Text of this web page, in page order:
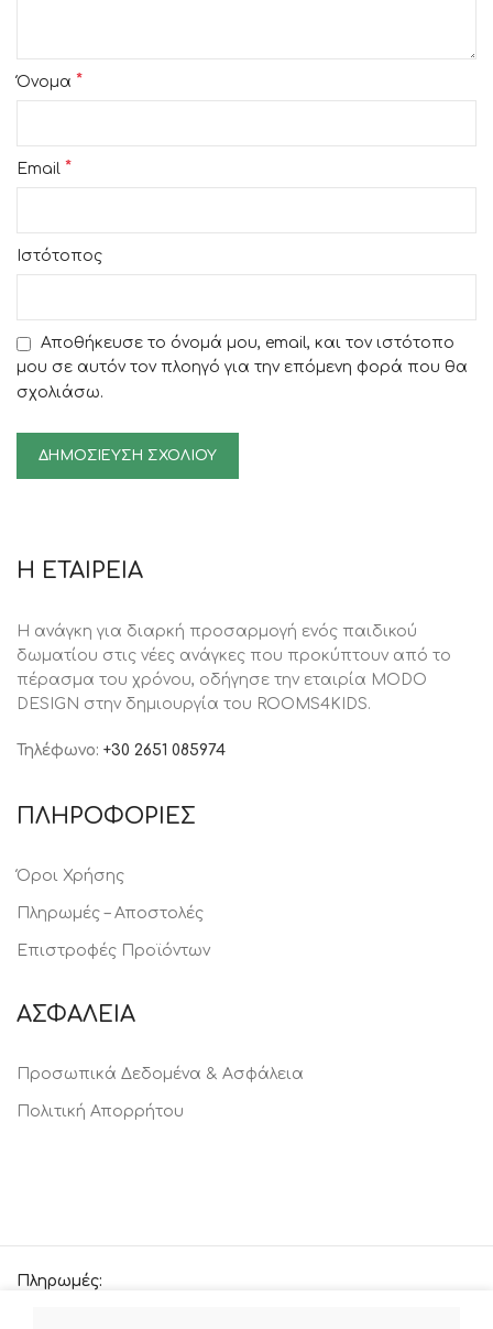
Όνομα *
Email *
Ιστότοπος
Αποθήκευσε το όνομά μου, email, και τον ιστότοπο
μου σε αυτόν τον πλοηγό για την επόμενη φορά που θα
σχολιάσω.
Η ΕΤΑΙΡΕΙΑ
Η ανάγκη για διαρκή προσαρμογή ενός παιδικού
δωματίου στις νέες ανάγκες που προκύπτουν από το
πέρασμα του χρόνου, oδήγησε την εταιρία MODO
DESIGN στην δημιουργία του ROOMS4KIDS.
Τηλέφωνο: +30 2651 085974
ΠΛΗΡΟΦΟΡΙΕΣ
Όροι Χρήσης
Πληρωμές – Αποστολές
Επιστροφές Προϊόντων
ΑΣΦΑΛΕΙΑ
Προσωπικά Δεδομένα & Ασφάλεια
Πολιτική Απορρήτου
Πληρωμές: